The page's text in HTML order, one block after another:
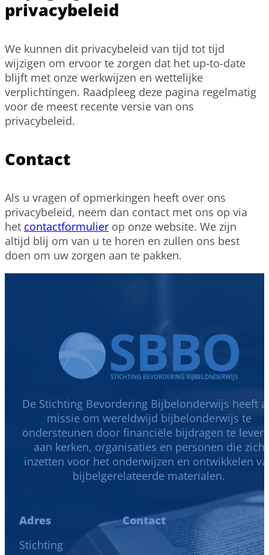
privacybeleid
We kunnen dit privacybeleid van tijd tot tijd
wijzigen om ervoor te zorgen dat het up-to-date
blijft met onze werkwijzen en wettelijke
verplichtingen. Raadpleeg deze pagina regelmatig
voor de meest recente versie van ons
privacybeleid.
Contact
Als u vragen of opmerkingen heeft over ons
privacybeleid, neem dan contact met ons op via
het contactformulier op onze website. We zijn
altijd blij om van u te horen en zullen ons best
doen om uw zorgen aan te pakken.
De Stichting Bevordering Bijbelonderwijs heeft
missie om wereldwijd bijbelonderwijs te
ondersteunen door financiële bijdragen te
aan kerken, organisaties en personen die zich
inzetten voor het onderwijzen en ontwikkelen
bijbelgerelateerde materialen.
Adres
Stichting
Contact